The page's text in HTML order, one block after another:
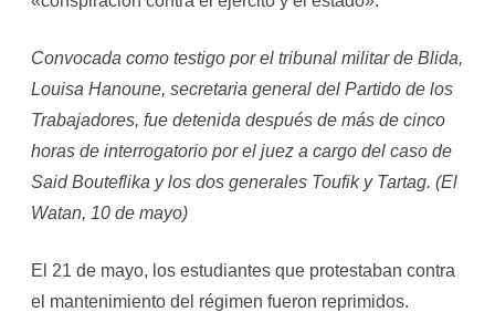
Convocada como testigo por el tribunal militar de Blida,
Louisa Hanoune, secretaria general del Partido de los
Trabajadores, fue detenida después de más de cinco
horas de interrogatorio por el juez a cargo del caso de
Said Bouteflika y los dos generales Toufik y Tartag. (El
Watan, 10 de mayo)
El 21 de mayo, los estudiantes que protestaban contra
el mantenimiento del régimen fueron reprimidos.